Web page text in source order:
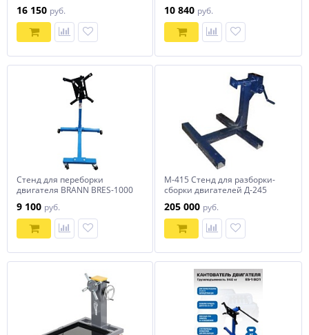
16 150 руб. 10 840 руб.
Стенд для переборки
двигателя BRANN BRES-1000
9 100 руб.
М-415 Cтенд для разборки-
сборки двигателей Д-245
205 000 руб.